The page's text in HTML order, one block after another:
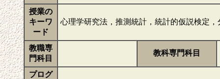
授業の
キーワ
ード
心理学研究法，推測統計，統計的仮説検定
教職専
門科目
教科専門科目
プログ